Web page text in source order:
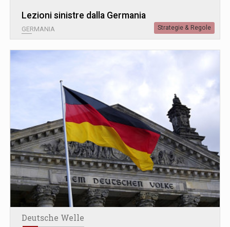
Lezioni sinistre dalla Germania
GERMANIA Strategie & Regole
Deutsche Welle